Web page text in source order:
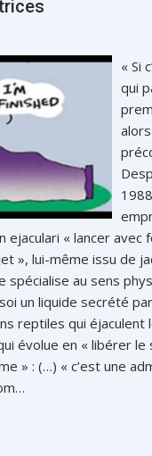
« Si
qui
ejaculari « lancer avec
», lui-même issu de
spécialise au sens
un liquide secrété par
reptiles qui éjaculent
évolue en « libérer
» : (…) « c’est une